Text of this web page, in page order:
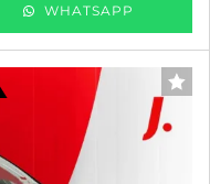
WHATSAPP